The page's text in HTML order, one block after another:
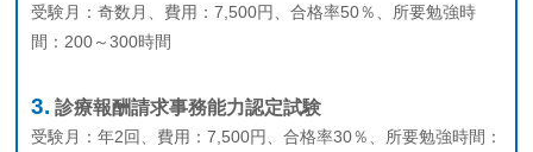
受験月：奇数月、費用：7,500円、合格率50％、所要勉強時
間：200～300時間
診療報酬請求事務能力認定試験
受験月：年2回、費用：7,500円、合格率30％、所要勉強時間：